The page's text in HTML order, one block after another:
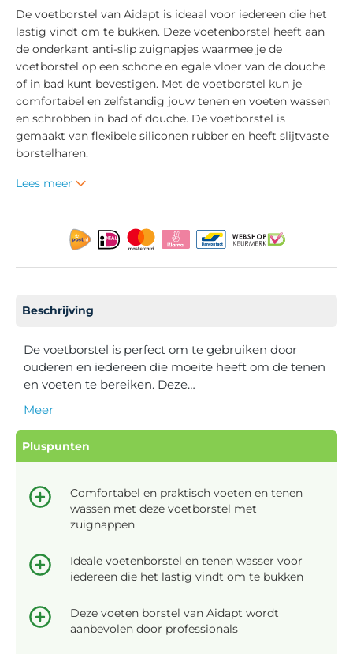
De voetborstel van Aidapt is ideaal voor iedereen die het
lastig vindt om te bukken. Deze voetenborstel heeft aan
de onderkant anti-slip zuignapjes waarmee je de
voetborstel op een schone en egale vloer van de douche
of in bad kunt bevestigen. Met de voetborstel kun je
comfortabel en zelfstandig jouw tenen en voeten wassen
en schrobben in bad of douche. De voetborstel is
gemaakt van flexibele siliconen rubber en heeft slijtvaste
borstelharen.
Lees meer
Beschrijving
De voetborstel is perfect om te gebruiken door
ouderen en iedereen die moeite heeft om de tenen
en voeten te bereiken. Deze…
Meer
Pluspunten
Comfortabel en praktisch voeten en tenen
wassen met deze voetborstel met
zuignappen
Ideale voetenborstel en tenen wasser voor
iedereen die het lastig vindt om te bukken
Deze voeten borstel van Aidapt wordt
aanbevolen door professionals